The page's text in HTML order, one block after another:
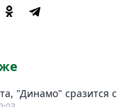
"Динамо" сразится